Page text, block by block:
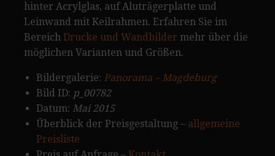
hinter Acrylglas, auf Aluträgerplatte und
Leinwand mit Keilrahmen. Erfahren Sie im
Bereich Drucke und Wandbilder mehr über die
möglichen Varianten und Größen.
Bildergalerie: Panorama – Magdeburg
Bild ID: p_00782
Datum: Mai 2015
Überblick der Preisgestaltung – allgemeine
Preisliste